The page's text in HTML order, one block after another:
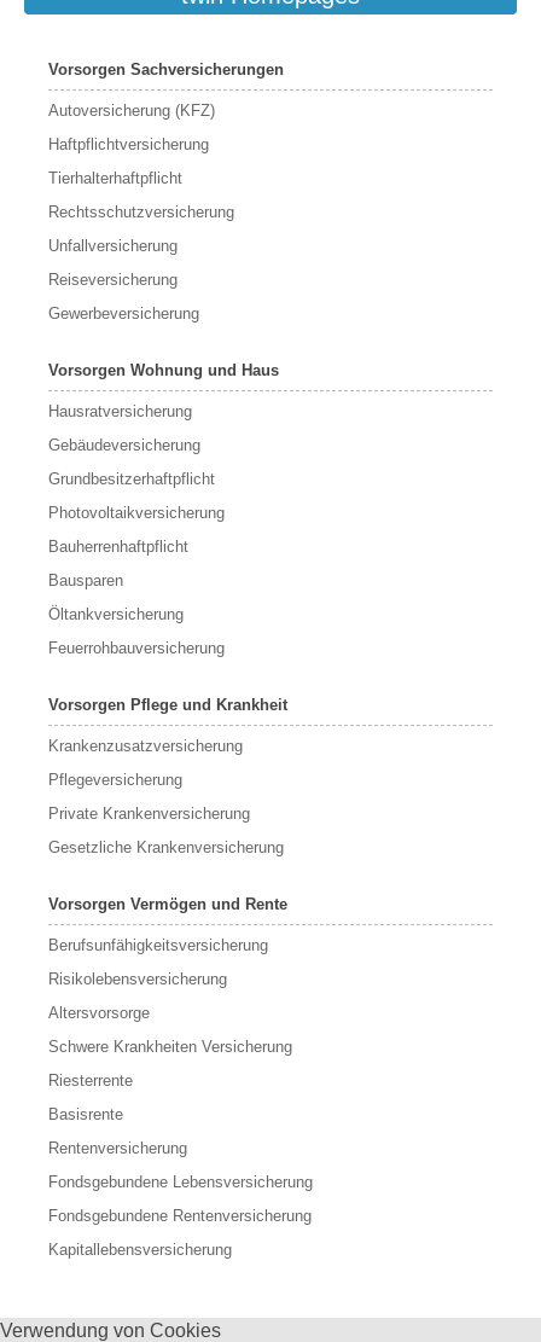
Vorsorgen Sachversicherungen
Autoversicherung (KFZ)
Haftpflichtversicherung
Tierhalterhaftpflicht
Rechtsschutzversicherung
Unfallversicherung
Reiseversicherung
Gewerbeversicherung
Vorsorgen Wohnung und Haus
Hausratversicherung
Gebäudeversicherung
Grundbesitzerhaftpflicht
Photovoltaikversicherung
Bauherrenhaftpflicht
Bausparen
Öltankversicherung
Feuerrohbauversicherung
Vorsorgen Pflege und Krankheit
Krankenzusatzversicherung
Pflegeversicherung
Private Krankenversicherung
Gesetzliche Krankenversicherung
Vorsorgen Vermögen und Rente
Berufs­unfähigkeitsversicherung
Risikolebensversicherung
Altersvorsorge
Schwere Krankheiten Versicherung
Riesterrente
Basisrente
Rentenversicherung
Fondsgebundene Lebensversicherung
Fondsgebundene Rentenversicherung
Kapitallebensversicherung
Verwendung von Cookies